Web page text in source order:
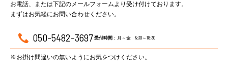
お電話、または下記のメールフォームより受け付けております。
まずはお気軽にお問い合わせください。
050-5482-3697 受付時間 : 月～金 9:30～18:30
※お掛け間違いの無いようにお気をつけください。